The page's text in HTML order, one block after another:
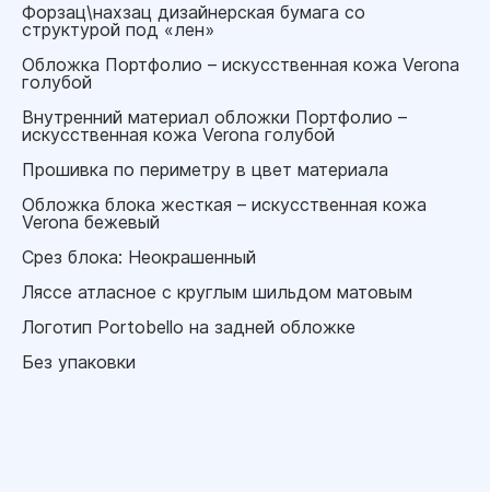
Форзац\нахзац дизайнерская бумага со
структурой под «лен»
Обложка Портфолио – искусственная кожа Verona
голубой
Внутренний материал обложки Портфолио –
искусственная кожа Verona голубой
Прошивка по периметру в цвет материала
Обложка блока жесткая – искусственная кожа
Verona бежевый
Срез блока: Неокрашенный
Ляссе атласное с круглым шильдом матовым
Логотип Portobello на задней обложке
Без упаковки